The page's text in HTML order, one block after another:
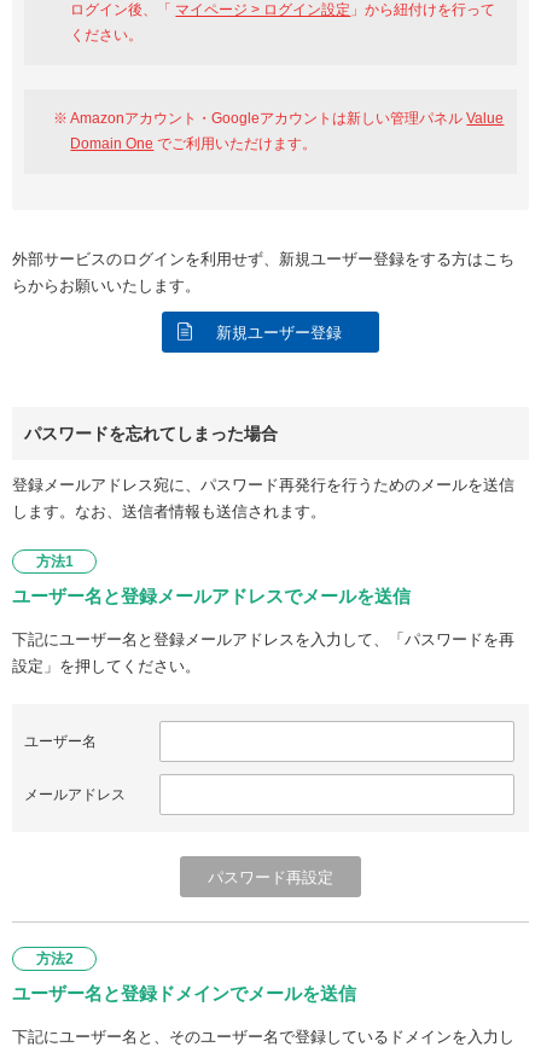
ログイン後、「 マイページ > ログイン設定 」から紐付けを行って
ください。
Amazonアカウント・Googleアカウントは新しい管理パネルValue
Domain One でご利用いただけます。
外部サービスのログインを利用せず、新規ユーザー登録をする方はこち
らからお願いいたします。
新規ユーザー登録
パスワードを忘れてしまった場合
登録メールアドレス宛に、パスワード再発行を行うためのメールを送信
します。なお、送信者情報も送信されます。
方法1
ユーザー名と登録メールアドレスでメールを送信
下記にユーザー名と登録メールアドレスを入力して、「パスワードを再
設定」を押してください。
ユーザー名
メールアドレス
方法2
ユーザー名と登録ドメインでメールを送信
下記にユーザー名と、そのユーザー名で登録しているドメインを入力し